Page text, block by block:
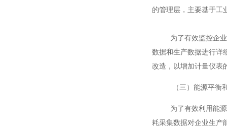
的管理层，主要基于工
为了有效监控企业能
数据和生产数据进行详
改造，以增加计量仪表
（三）能源平衡
为了有效利用能源平
耗采集数据对企业生产